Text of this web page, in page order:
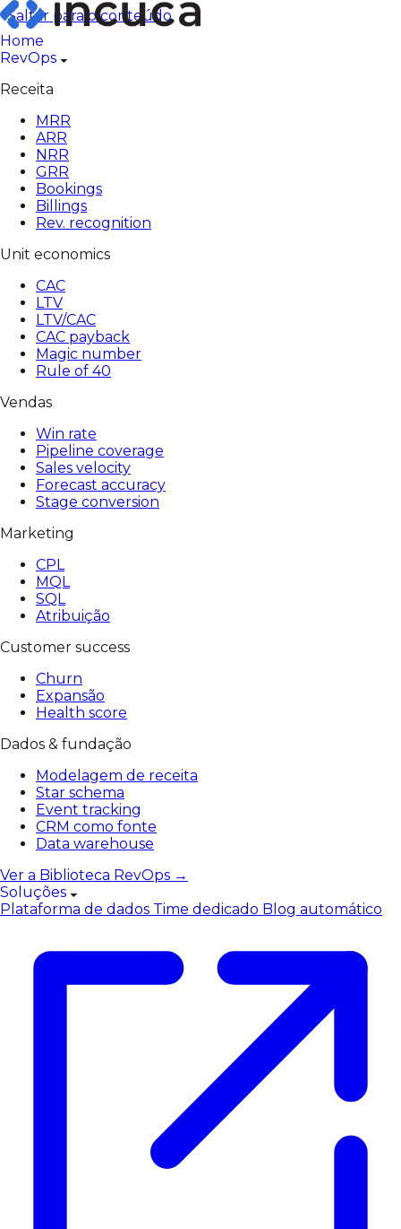
Pular
para
o
conteúdo
Saltar para o conteúdo
Home
RevOps
Receita
MRR
ARR
NRR
GRR
Bookings
Billings
Rev. recognition
Unit economics
CAC
LTV
LTV/CAC
CAC payback
Magic number
Rule of 40
Vendas
Win rate
Pipeline coverage
Sales velocity
Forecast accuracy
Stage conversion
Marketing
CPL
MQL
SQL
Atribuição
Customer success
Churn
Expansão
Health score
Dados & fundação
Modelagem de receita
Star schema
Event tracking
CRM como fonte
Data warehouse
Ver a Biblioteca RevOps →
Soluções
Plataforma de dados Time dedicado Blog automático